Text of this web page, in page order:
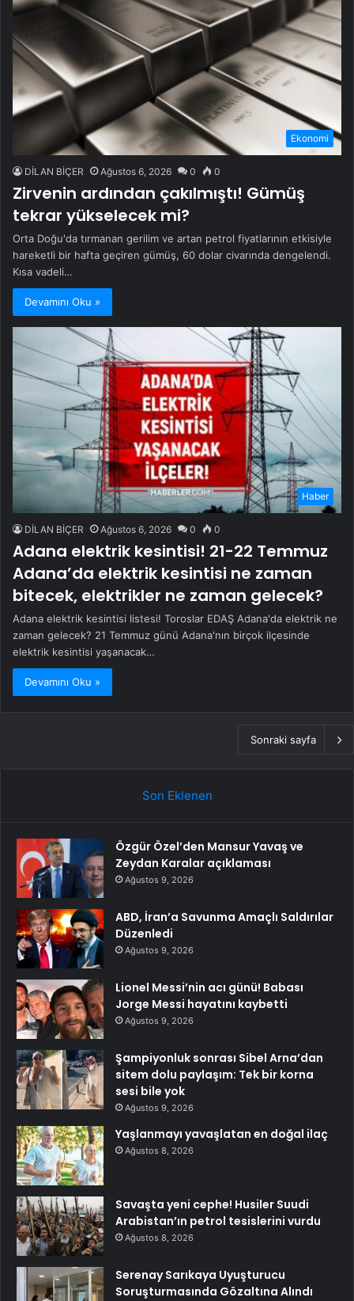
Ekonomi
DİLAN BİÇER Ağustos 6, 2026 0 0
Zirvenin ardından çakılmıştı! Gümüş
tekrar yükselecek mi?
Orta Doğu'da tırmanan gerilim ve artan petrol fiyatlarının etkisiyle
hareketli bir hafta geçiren gümüş, 60 dolar civarında dengelendi.
Kısa vadeli…
Devamını Oku »
Haber
DİLAN BİÇER Ağustos 6, 2026 0 0
Adana elektrik kesintisi! 21-22 Temmuz
Adana’da elektrik kesintisi ne zaman
bitecek, elektrikler ne zaman gelecek?
Adana elektrik kesintisi listesi! Toroslar EDAŞ Adana'da elektrik ne
zaman gelecek? 21 Temmuz günü Adana'nın birçok ilçesinde
elektrik kesintisi yaşanacak…
Devamını Oku »
Sonraki sayfa
Son Eklenen
Özgür Özel’den Mansur Yavaş ve
Zeydan Karalar açıklaması
Ağustos 9, 2026
ABD, İran’a Savunma Amaçlı Saldırılar
Düzenledi
Ağustos 9, 2026
Lionel Messi’nin acı günü! Babası
Jorge Messi hayatını kaybetti
Ağustos 9, 2026
Şampiyonluk sonrası Sibel Arna’dan
sitem dolu paylaşım: Tek bir korna
sesi bile yok
Ağustos 9, 2026
Yaşlanmayı yavaşlatan en doğal ilaç
Ağustos 8, 2026
Savaşta yeni cephe! Husiler Suudi
Arabistan’ın petrol tesislerini vurdu
Ağustos 8, 2026
Serenay Sarıkaya Uyuşturucu
Soruşturmasında Gözaltına Alındı